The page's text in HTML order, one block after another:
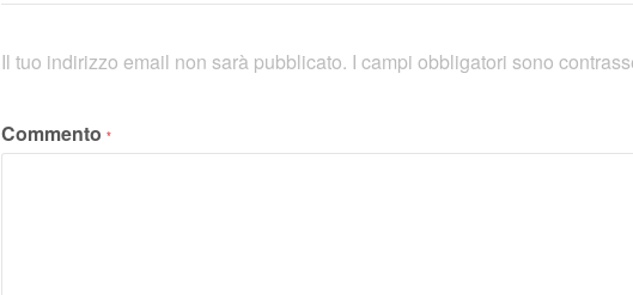
Il tuo indirizzo email non sarà pubblicato. I campi obbligatori sono
Commento*